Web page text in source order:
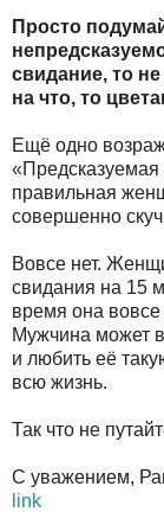
Просто
свидание, то
на что, то
Ещё одно
правильная
совершенно
Вовсе нет.
свидания на 15
время она вовсе
Мужчина может
и любить её
всю жизнь.
Так что не
С уважением,
link